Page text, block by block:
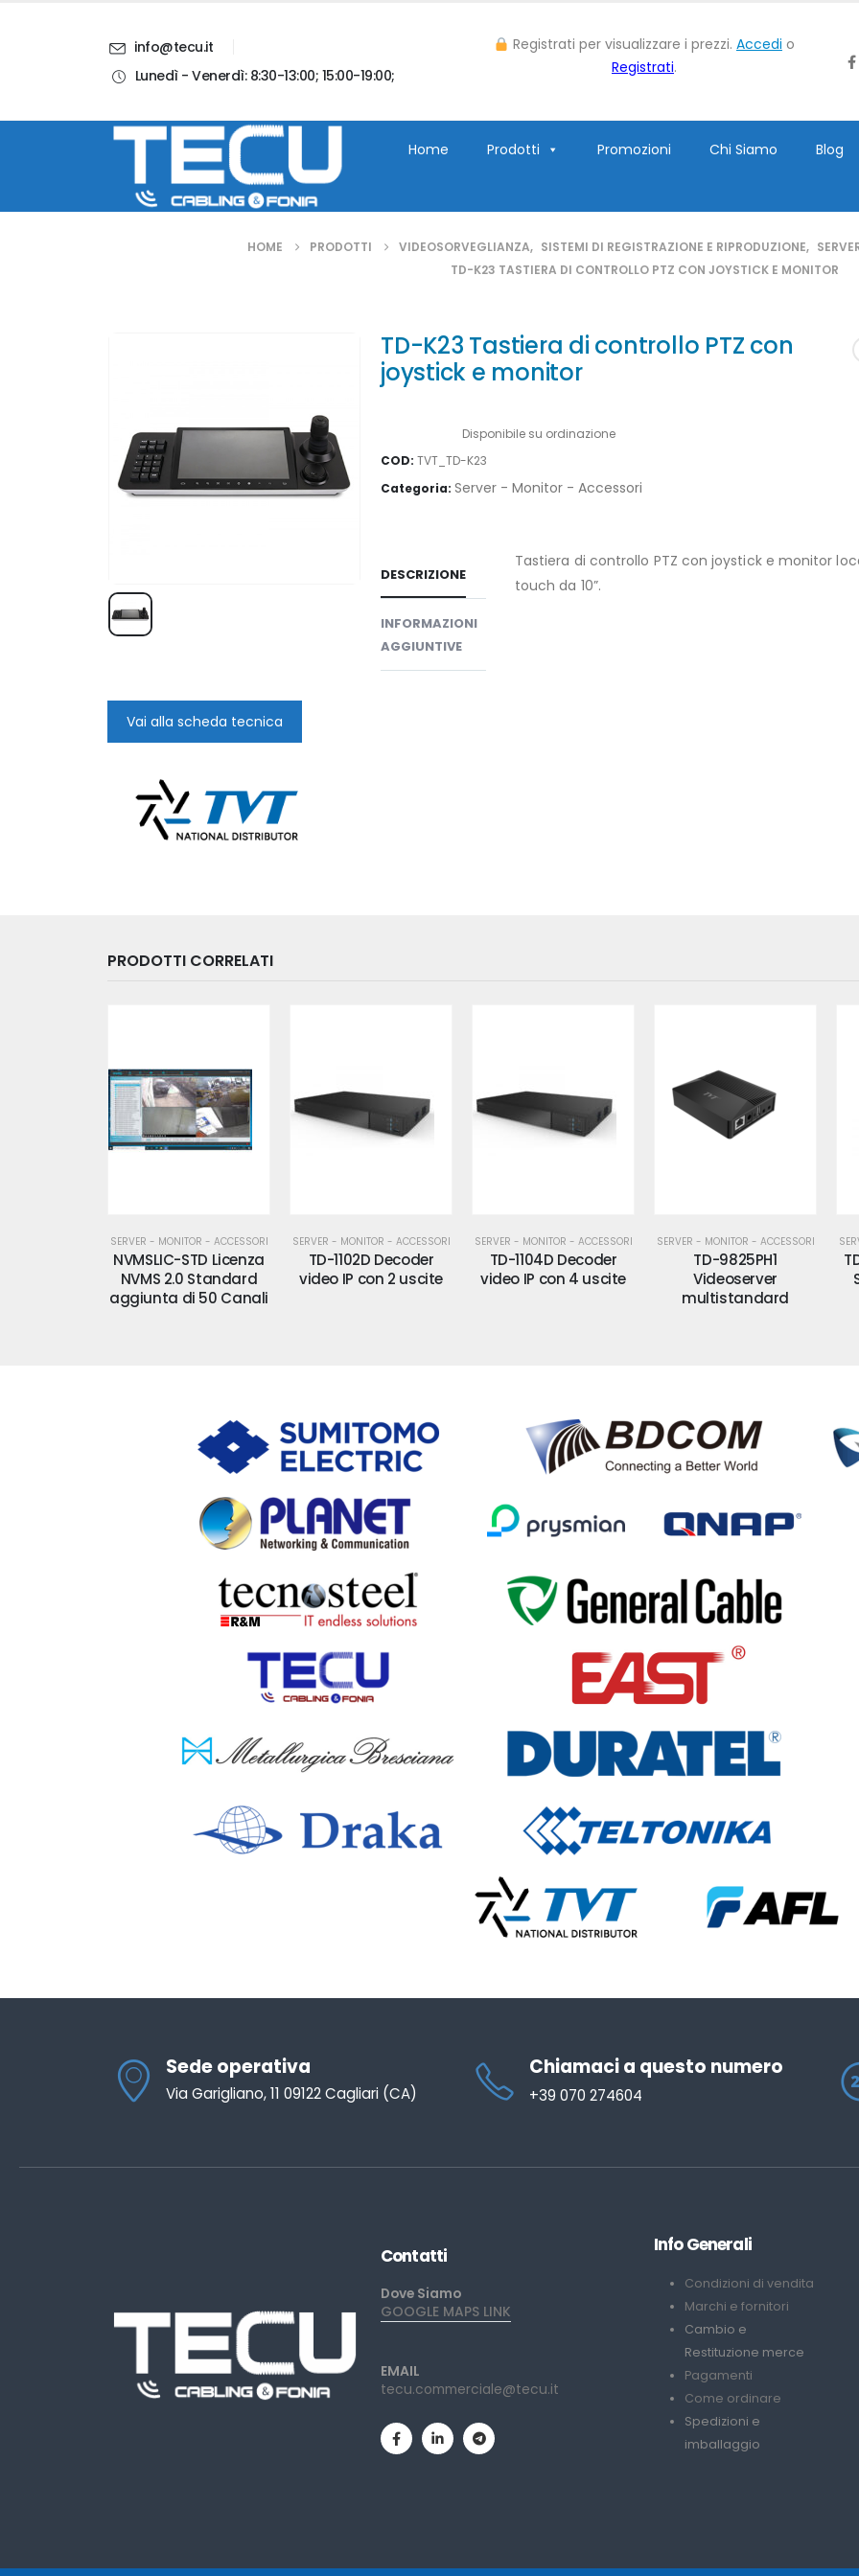
info@tecu.it
Lunedì - Venerdì: 8:30-13:00; 15:00-19:00;
Registrati per visualizzare i prezzi. Accedi o
Registrati.
Home Prodotti Promozioni Chi Siamo Blog
HOME PRODOTTI VIDEOSORVEGLIANZA, SISTEMI DI REGISTRAZIONE E RIPRODUZIONE,
TD-K23 TASTIERA DI CONTROLLO PTZ CON JOYSTICK E MONITOR
Vai alla scheda tecnica
TD-K23 Tastiera di controllo PTZ con
joystick e monitor
Disponibile su ordinazione
COD: TVT_TD-K23
Categoria: Server - Monitor - Accessori
DESCRIZIONE
INFORMAZIONI
AGGIUNTIVE
Tastiera di controllo PTZ con joystick e monitor
touch da 10”.
PRODOTTI CORRELATI
SERVER - MONITOR - ACCESSORI
TD-1102D Decoder
video IP con 2 uscite
SERVER - MONITOR - ACCESSORI
TD-1104D Decoder
video IP con 4 uscite
SERVER - MONITOR - ACCESSORI
TD-9825PH1
Videoserver
SERVER - MONITOR - ACCESSORI
TD-A300-MTC-E Mini
Server di gestione
Sede operativa
Via Garigliano, 11 09122 Cagliari (CA)
Chiamaci a questo numero
+39 070 274604
Contatti
Dove Siamo
GOOGLE MAPS LINK
EMAIL
tecu.commerciale@tecu.it
Info Generali
Condizioni di vendita
Marchi e fornitori
Cambio e
Restituzione merce
Pagamenti
Come ordinare
Spedizioni e
imballaggio
Blog Contatti Account